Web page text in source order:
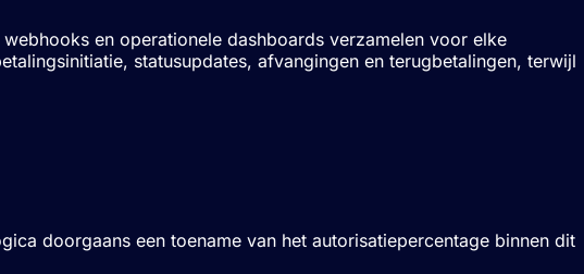
en operationele dashboards verzamelen voor elke
statusupdates, afvangingen en terugbetalingen, terwijl
doorgaans een toename van het autorisatiepercentage binnen dit